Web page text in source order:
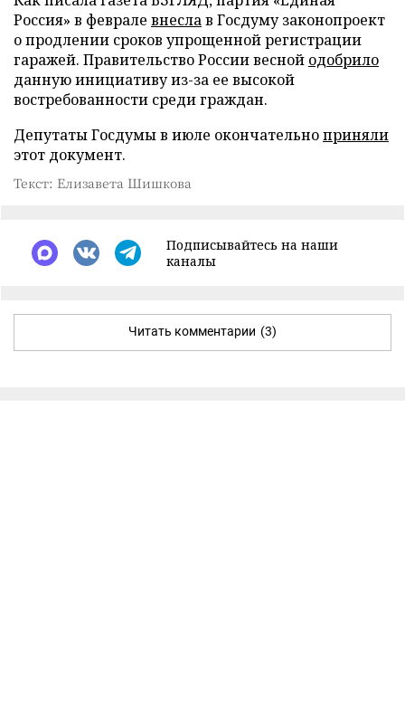
Россия» в феврале внеслав Госдуму законопроект
о продлении сроков упрощенной регистрации
гаражей. Правительство России весной одобрило
данную инициативу из-за ее высокой
востребованности среди граждан.
Депутаты Госдумы в июле окончательноприняли
этот документ.
Текст: Елизавета Шишкова
Подписывайтесь на наши
каналы
Читать комментарии (3)